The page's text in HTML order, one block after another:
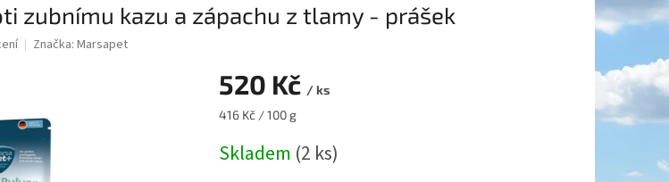
zubnímu kazu a zápachu z tlamy - prášek
Značka: Marsapet
520 Kč / ks
Měrná
416 Kč / 100 g
Skladem (2 ks)